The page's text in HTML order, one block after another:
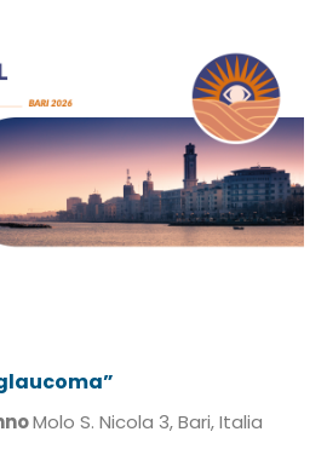
Molo S. Nicola 3, Bari, Italia